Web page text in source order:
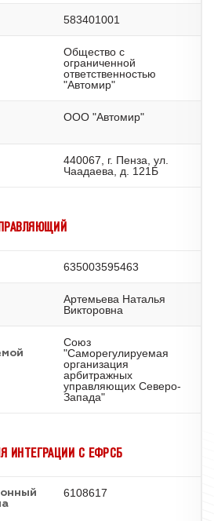
583401001
Общество с
ограниченной
ответственностью
"Автомир"
ООО "Автомир"
440067, г. Пенза, ул.
Чаадаева, д. 121Б
635003595463
Артемьева Наталья
Викторовна
Союз
"Саморегулируемая
организация
арбитражных
управляющих Северо-
Запада"
ИНТЕГРАЦИИ С ЕФРСБ
6108617